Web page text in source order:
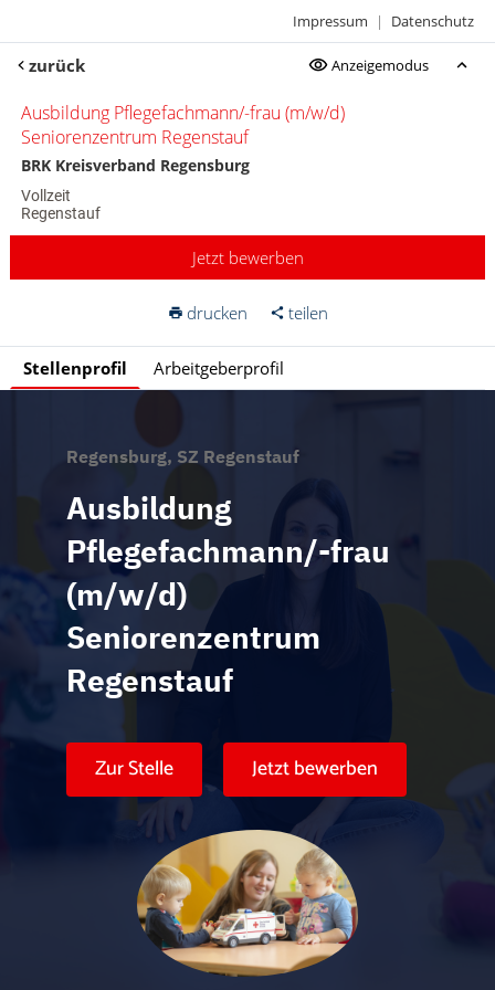
Impressum | Datenschutz
zurück Anzeigemodus
Ausbildung Pflegefachmann/-frau (m/w/d)
Seniorenzentrum Regenstauf
BRK Kreisverband Regensburg
Vollzeit
Regenstauf
Jetzt bewerben
drucken teilen
Stellenprofil Arbeitgeberprofil
Karte anzeigen